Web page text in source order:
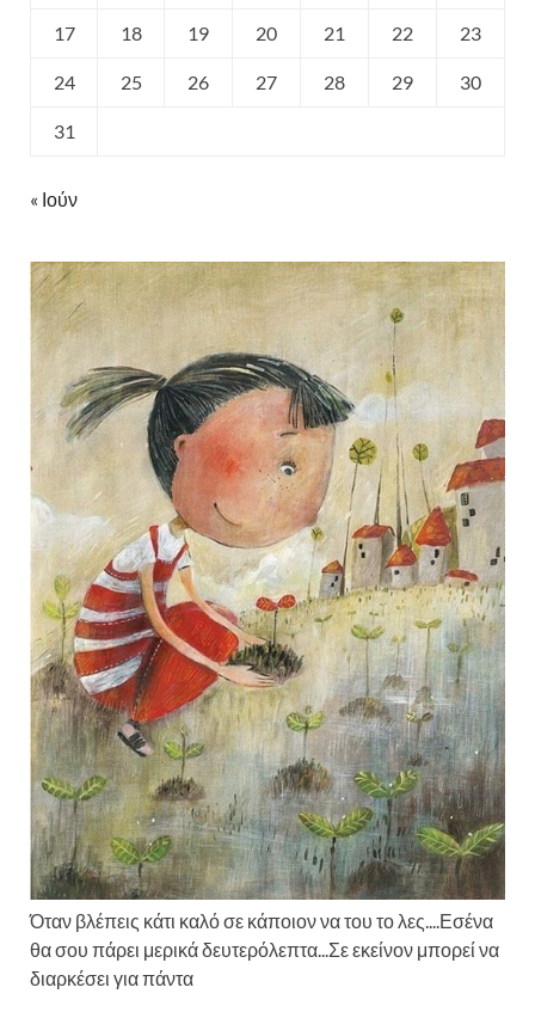
17 18 19 20 21 22 23
24 25 26 27 28 29 30
31
« Ιούν
Όταν βλέπεις κάτι καλό σε κάποιον να του το λες....Εσένα
θα σου πάρει μερικά δευτερόλεπτα...Σε εκείνον μπορεί να
διαρκέσει για πάντα